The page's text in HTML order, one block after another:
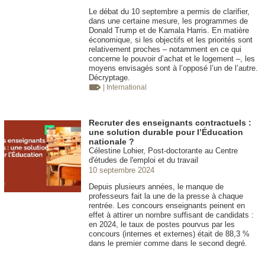
Le débat du 10 septembre a permis de clarifier,
dans une certaine mesure, les programmes de
Donald Trump et de Kamala Harris. En matière
économique, si les objectifs et les priorités sont
relativement proches – notamment en ce qui
concerne le pouvoir d’achat et le logement –, les
moyens envisagés sont à l’opposé l’un de l’autre.
Décryptage.
| International
Recruter des enseignants contractuels :
une solution durable pour l’Éducation
nationale ?
Célestine Lohier, Post-doctorante au Centre
d'études de l'emploi et du travail
10 septembre 2024
Depuis plusieurs années, le manque de
professeurs fait la une de la presse à chaque
rentrée. Les concours enseignants peinent en
effet à attirer un nombre suffisant de candidats :
en 2024, le taux de postes pourvus par les
concours (internes et externes) était de 88,3 %
dans le premier comme dans le second degré.